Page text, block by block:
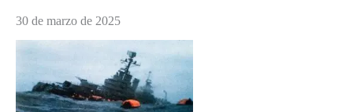
30 de marzo de 2025